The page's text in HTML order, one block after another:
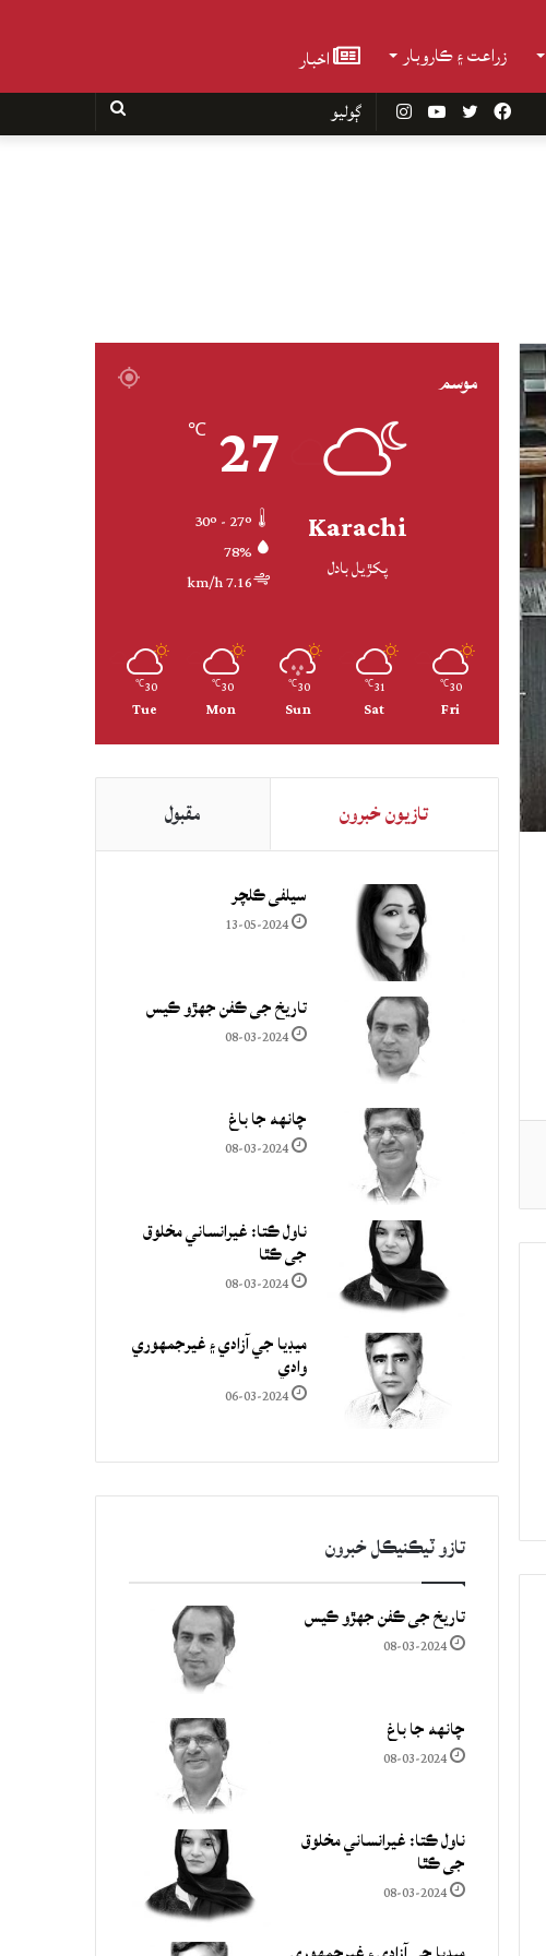
زراعت ۽ ڪاروبار اخبار
InstagramYouTube Twitter
Facebook
موسم
Karachi
پکڙيل بادل
27
℃
78%
7.16 km/h
30
℃
Fri
31
℃
Sat
30
℃
Sun
30
℃
Mon
30
℃
Tue
تازيون خبرون مقبول
سيلفي ڪلچر
13-05-2024
تاريخ جي ڪفن جھڙو ڪيس
08-03-2024
چانهه جا باغ
08-03-2024
ناول ڪتا: غيرانساني مخلوق
جي ڪٿا
08-03-2024
ميڊيا جي آزادي ۽ غيرجمھوري
وادي
06-03-2024
تازو ٽيڪنيڪل خبرون
تاريخ جي ڪفن جھڙو ڪيس
08-03-2024
چانهه جا باغ
08-03-2024
ناول ڪتا: غيرانساني مخلوق
جي ڪٿا
08-03-2024